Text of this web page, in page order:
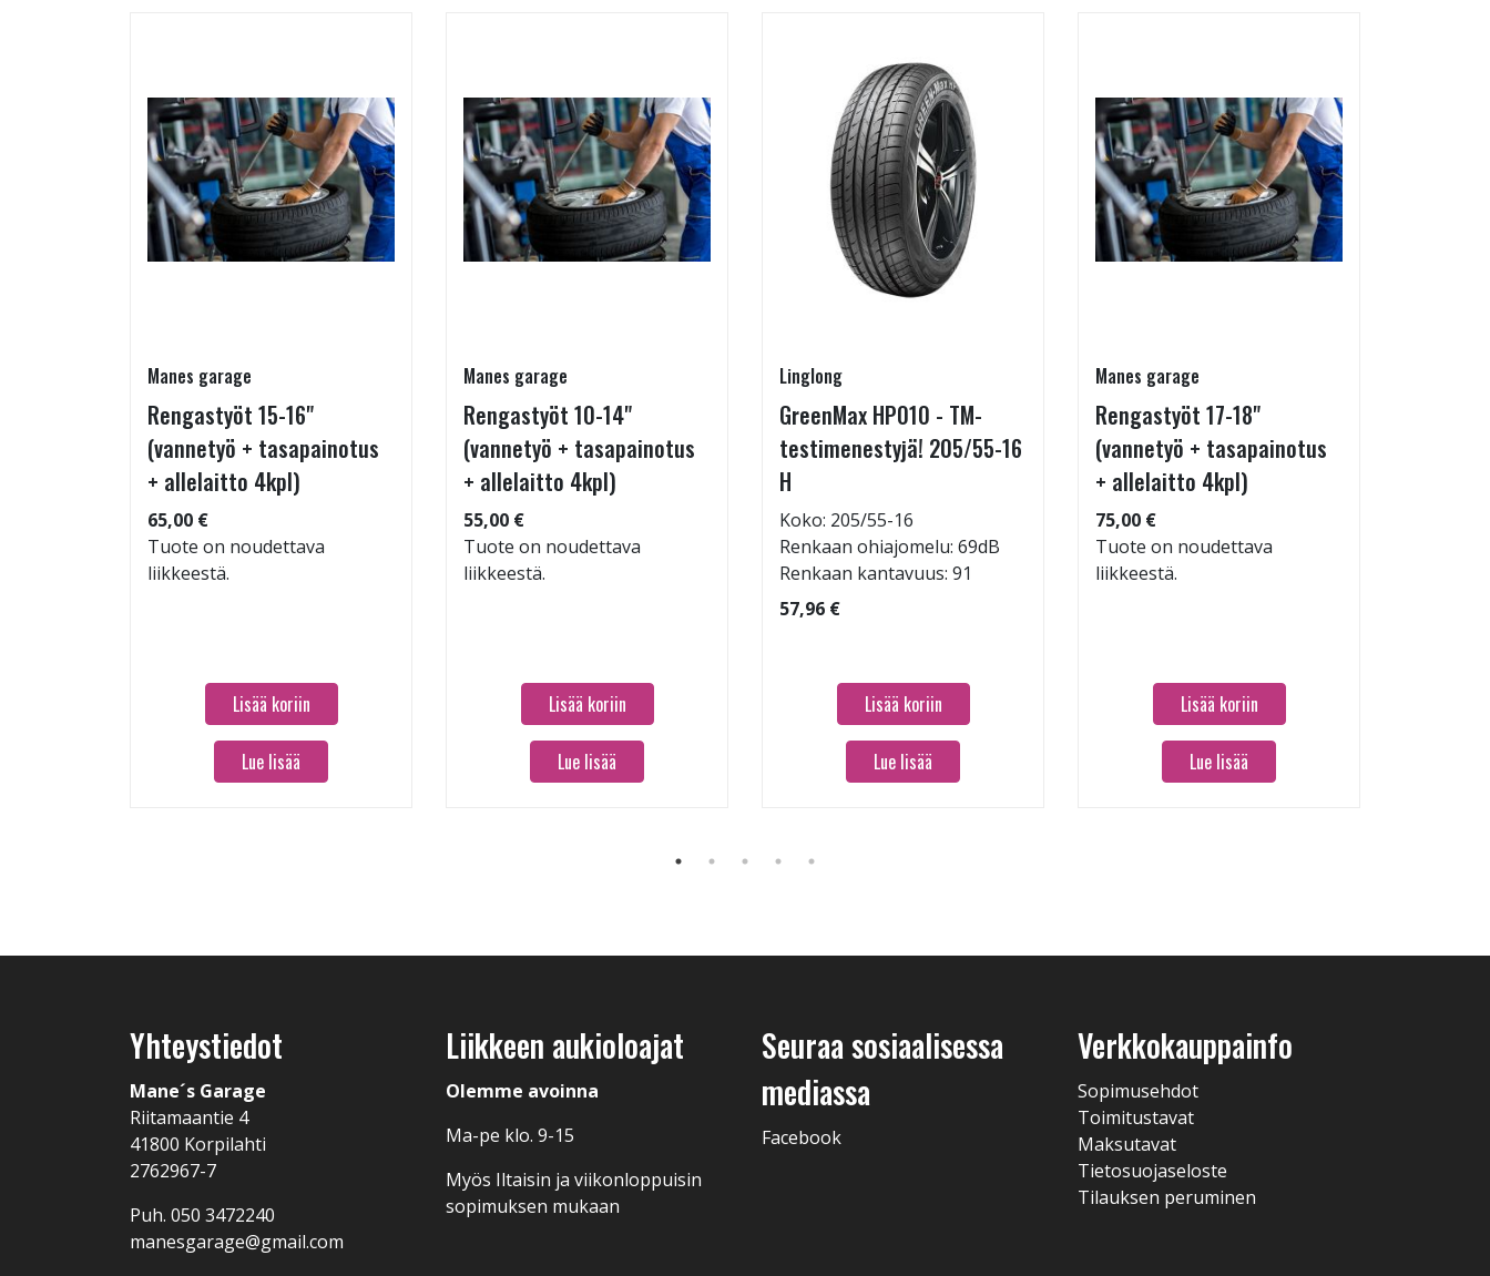
Manes garage
Rengastyöt 15-16"
(vannetyö + tasapainotus
+ allelaitto 4kpl)
65,00 €
Tuote on noudettava
liikkeestä.
Lisää koriin
Lue lisää
Manes garage
Rengastyöt 10-14"
(vannetyö + tasapainotus
+ allelaitto 4kpl)
55,00 €
Tuote on noudettava
liikkeestä.
Lisää koriin
Lue lisää
Linglong
GreenMax HP010 - TM-
testimenestyjä! 205/55-16
H
Koko: 205/55-16
Renkaan ohiajomelu: 69dB
Renkaan kantavuus: 91
57,96 €
Lisää koriin
Lue lisää
Manes garage
Rengastyöt 17-18"
(vannetyö + tasapainotus
+ allelaitto 4kpl)
75,00 €
Tuote on noudettava
liikkeestä.
Lisää koriin
Lue lisää
Yhteystiedot
Mane´s Garage
Riitamaantie 4
41800 Korpilahti
2762967-7
Puh. 050 3472240
manesgarage@gmail.com
Liikkeen aukioloajat
Olemme avoinna
Ma-pe klo. 9-15
Myös Iltaisin ja viikonloppuisin
sopimuksen mukaan
Seuraa sosiaalisessa
mediassa
Facebook
Verkkokauppainfo
Sopimusehdot
Toimitustavat
Maksutavat
Tietosuojaseloste
Tilauksen peruminen